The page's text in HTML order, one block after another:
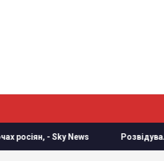
Розвідувальні відносини між